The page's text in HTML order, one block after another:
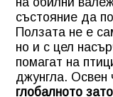
състояние да
Ползата не е
но и с цел
помагат на
джунгла. Освен
глобалното